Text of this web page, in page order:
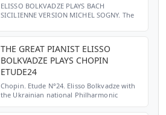
ELISSO BOLKVADZE PLAYS BACH
SICILIENNE VERSION MICHEL SOGNY. The
THE GREAT PIANIST ELISSO
BOLKVADZE PLAYS CHOPIN
ETUDE24
Chopin. Etude N°24. Elisso Bolkvadze with
the Ukrainian national Philharmonic